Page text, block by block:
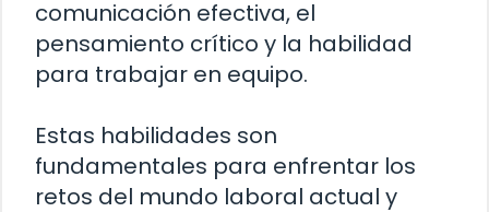
comunicación efectiva, el
pensamiento crítico y la habilidad
para trabajar en equipo.
Estas habilidades son
fundamentales para enfrentar los
retos del mundo laboral actual y